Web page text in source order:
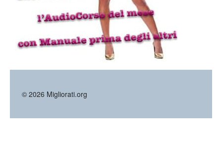
© 2026 Migliorati.org